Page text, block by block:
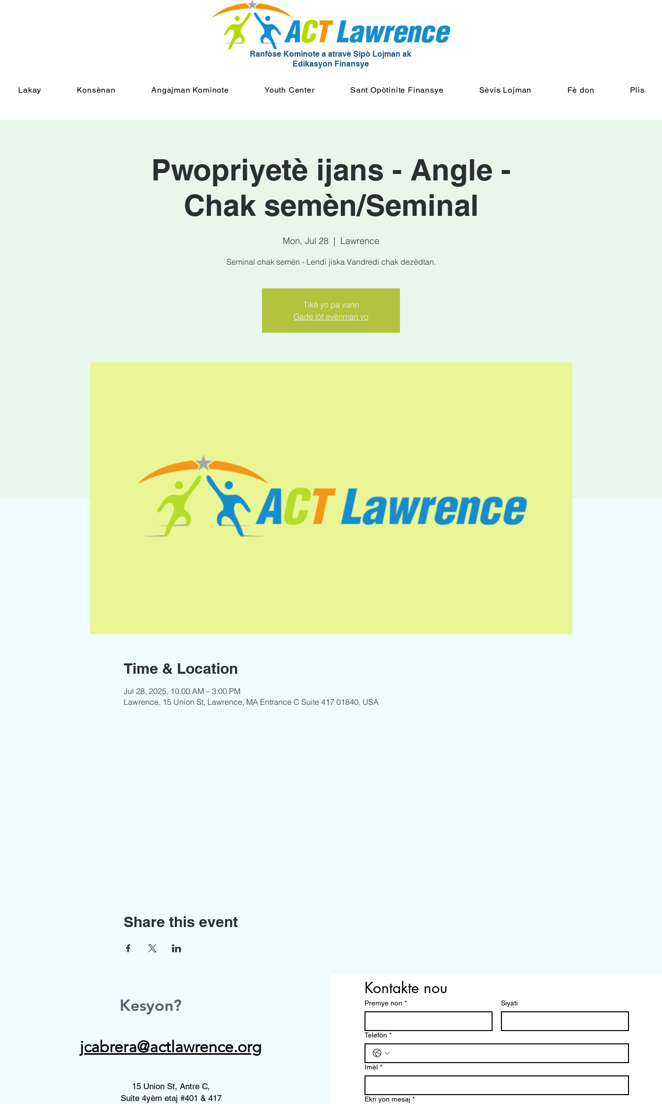
Ranfòse Kominote a atravè Sipò Lojman ak
Edikasyon Finansye
Lakay Konsènan Angajman Kominote Youth Center Sant Opòtinite Finansye Sèvis Lojman Fè don Plis
Pwopriyetè ijans - Angle -
Chak semèn/Seminal
Mon, Jul 28
  |
Lawrence
Seminal chak semèn - Lendi jiska Vandredi chak dezèdtan.
Tikè yo pa vann
Gade lòt evènman yo
Time & Location
Jul 28, 2025, 10:00 AM – 3:00 PM
Lawrence, 15 Union St, Lawrence, MA Entrance C Suite 417 01840, USA
Share this event
Kesyon?
jcabrera@actlawrence.org
15 Union St, Antre C,
Suite 4yèm etaj #401 & 417
Kontakte nou
Premye non * Siyati
Telefòn *
Imèl *
Ekri yon mesaj *